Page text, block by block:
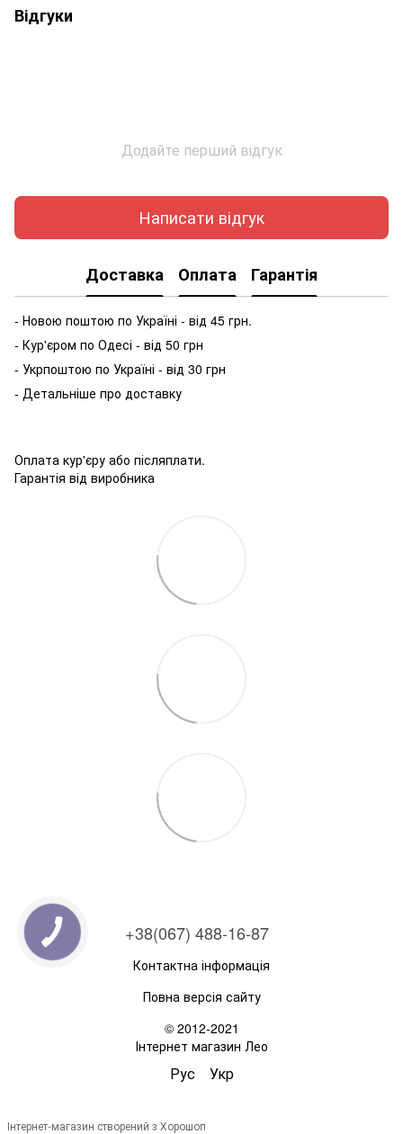
Відгуки
Додайте перший відгук
Написати відгук
Доставка Оплата Гарантія
- Новою поштою по Україні - від 45 грн.
- Кур'єром по Одесі - від 50 грн
- Укрпоштою по Україні - від 30 грн
- Детальніше про доставку
Оплата кур'єру або післяплати.
Гарантія від виробника
+38(067) 488-16-87
Контактна інформація
Повна версія сайту
© 2012-2021
Інтернет магазин Лео
Рус Укр
Інтернет-магазин створений з Хорошоп